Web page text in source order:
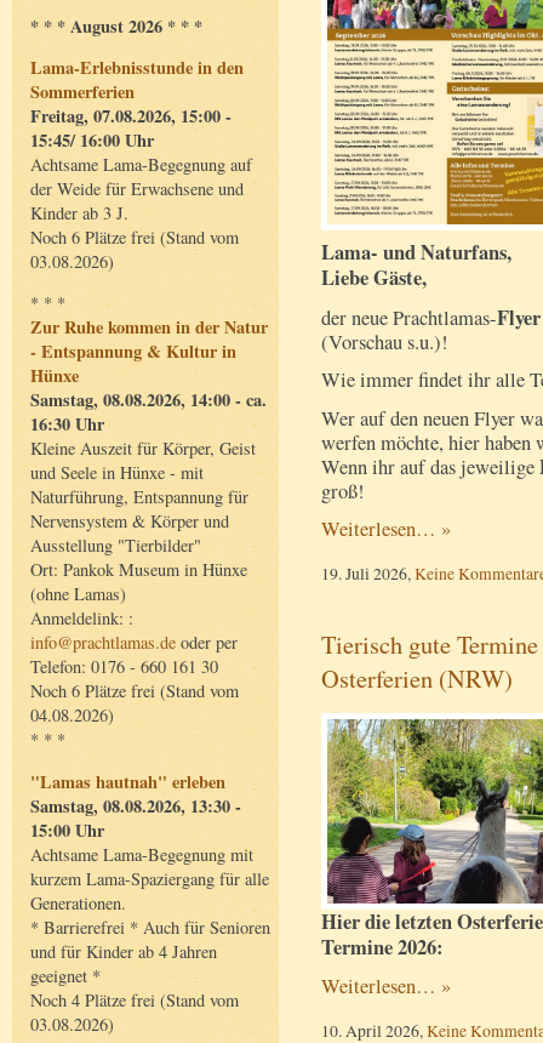
* * * August 2026 * * *
Lama-Erlebnisstunde in den
Sommerferien
Freitag, 07.08.2026, 15:00 -
15:45/ 16:00 Uhr
Achtsame Lama-Begegnung auf
der Weide für Erwachsene und
Kinder ab 3 J.
Noch 6 Plätze frei (Stand vom
03.08.2026)
* * *
Zur Ruhe kommen in der Natur
- Entspannung & Kultur in
Hünxe
Samstag, 08.08.2026, 14:00 - ca.
16:30 Uhr
Kleine Auszeit für Körper, Geist
und Seele in Hünxe - mit
Naturführung, Entspannung für
Nervensystem & Körper und
Ausstellung "Tierbilder"
Ort: Pankok Museum in Hünxe
(ohne Lamas)
Anmeldelink: :
info@prachtlamas.de oder per
Telefon: 0176 - 660 161 30
Noch 6 Plätze frei (Stand vom
04.08.2026)
* * *
"Lamas hautnah" erleben
Samstag, 08.08.2026, 13:30 -
15:00 Uhr
Achtsame Lama-Begegnung mit
kurzem Lama-Spaziergang für alle
Generationen.
* Barrierefrei * Auch für Senioren
und für Kinder ab 4 Jahren
geeignet *
Noch 4 Plätze frei (Stand vom
03.08.2026)
Lama- und Naturfans,
Liebe Gäste,
der neue Prachtlamas-
(Vorschau s.u.)!
Wie immer findet ihr alle
Wer auf den neuen Flyer
werfen möchte, hier haben
Wenn ihr auf das jeweilige
groß!
Weiterlesen… »
19. Juli 2026,Keine
Tierisch gute
Osterferien (NRW)
Hier die letzten
Termine 2026:
Weiterlesen… »
10. April 2026,Keine